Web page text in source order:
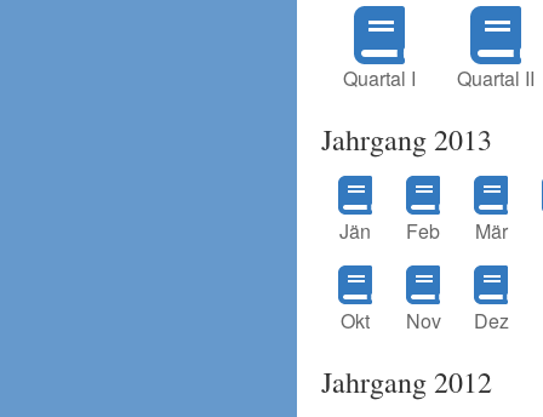
Quartal I Quartal II
Jahrgang 2013
Jän Feb Mär
Okt Nov Dez
Jahrgang 2012